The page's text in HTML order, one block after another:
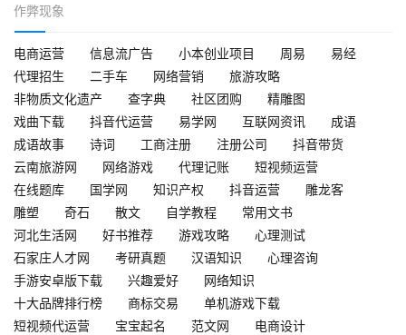
作弊现象
电商运营 信息流广告 小本创业项目 周易
易经
代理招生
二手车 网络营销
旅游攻略
非物质文化遗产
查字典 社区团购
精雕图
戏曲下载
抖音代运营 易学网 互联网资讯
成语
成语故事
诗词 工商注册 注册公司
抖音带货
云南旅游网
网络游戏 代理记账
短视频运营
在线题库
国学网 知识产权 抖音运营
雕龙客
雕塑
奇石 散文 自学教程
常用文书
河北生活网
好书推荐 游戏攻略
心理测试
石家庄人才网
考研真题 汉语知识
心理咨询
手游安卓版下载
兴趣爱好
网络知识
十大品牌排行榜
商标交易
单机游戏下载
短视频代运营
宝宝起名 范文网
电商设计